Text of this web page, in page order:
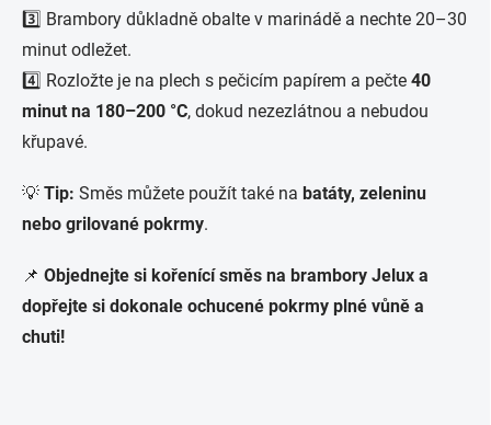
3️⃣ Brambory důkladně obalte v marinádě a nechte 20–30
minut odležet.
4️⃣ Rozložte je na plech s pečicím papírem a pečte 40
minut na 180–200 °C, dokud nezezlátnou a nebudou
křupavé.
💡 Tip: Směs můžete použít také na batáty, zeleninu
nebo grilované pokrmy.
📌 Objednejte si kořenící směs na brambory Jelux a
dopřejte si dokonale ochucené pokrmy plné vůně a
chuti!